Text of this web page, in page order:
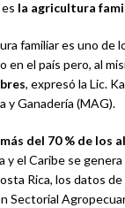
la agricultura
familiar es uno de
en el país pero, al
, expresó la Lic.
y Ganadería (MAG).
más del 70 % de los
el Caribe se genera
Rica, los datos
Sectorial